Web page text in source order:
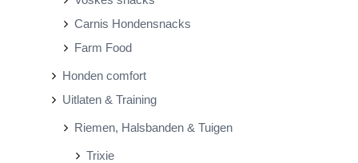
Carnis Hondensnacks
Farm Food
Honden comfort
Uitlaten & Training
Riemen, Halsbanden & Tuigen
Trixie